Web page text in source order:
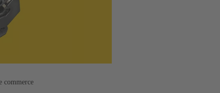
commerce